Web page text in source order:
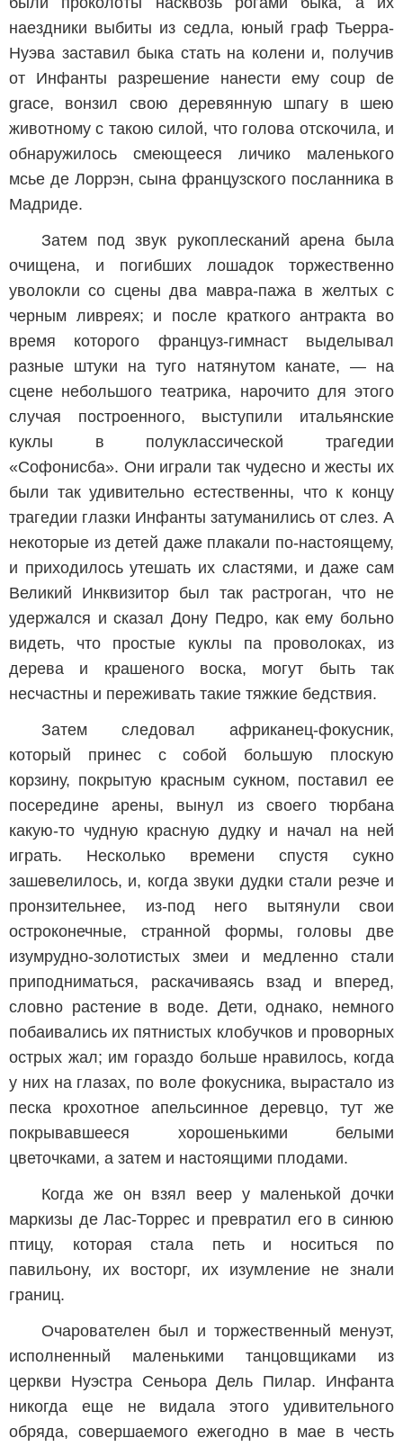
наездники выбиты из седла, юный граф Тьерра-
Нуэва заставил быка стать на колени и, получив
от Инфанты разрешение нанести ему coup de
grace, вонзил свою деревянную шпагу в шею
животному с такою силой, что голова отскочила, и
обнаружилось смеющееся личико маленького
мсье де Лоррэн, сына французского посланника в
Мадриде.
Затем под звук рукоплесканий арена была
очищена, и погибших лошадок торжественно
уволокли со сцены два мавра-пажа в желтых с
черным ливреях; и после краткого антракта во
время которого француз-гимнаст выделывал
разные штуки на туго натянутом канате, — на
сцене небольшого театрика, нарочито для этого
случая построенного, выступили итальянские
куклы в полуклассической трагедии
«Софонисба». Они играли так чудесно и жесты их
были так удивительно естественны, что к концу
трагедии глазки Инфанты затуманились от слез. А
некоторые из детей даже плакали по-настоящему,
и приходилось утешать их сластями, и даже сам
Великий Инквизитор был так растроган, что не
удержался и сказал Дону Педро, как ему больно
видеть, что простые куклы па проволоках, из
дерева и крашеного воска, могут быть так
несчастны и переживать такие тяжкие бедствия.
Затем следовал африканец-фокусник,
который принес с собой большую плоскую
корзину, покрытую красным сукном, поставил ее
посередине арены, вынул из своего тюрбана
какую-то чудную красную дудку и начал на ней
играть. Несколько времени спустя сукно
зашевелилось, и, когда звуки дудки стали резче и
пронзительнее, из-под него вытянули свои
остроконечные, странной формы, головы две
изумрудно-золотистых змеи и медленно стали
приподниматься, раскачиваясь взад и вперед,
словно растение в воде. Дети, однако, немного
побаивались их пятнистых клобучков и проворных
острых жал; им гораздо больше нравилось, когда
у них на глазах, по воле фокусника, вырастало из
песка крохотное апельсинное деревцо, тут же
покрывавшееся хорошенькими белыми
цветочками, а затем и настоящими плодами.
Когда же он взял веер у маленькой дочки
маркизы де Лас-Торрес и превратил его в синюю
птицу, которая стала петь и носиться по
павильону, их восторг, их изумление не знали
границ.
Очарователен был и торжественный менуэт,
исполненный маленькими танцовщиками из
церкви Нуэстра Сеньора Дель Пилар. Инфанта
никогда еще не видала этого удивительного
обряда, совершаемого ежегодно в мае в честь